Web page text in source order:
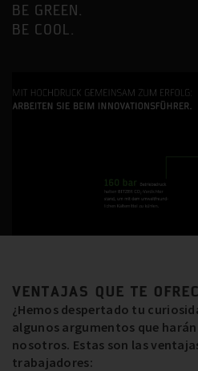
BE GREEN.
BE COOL.
VENTAJAS QUE TE
¿Hemos despertado tu
algunos argumentos que
nosotros. Estas son las
trabajadores: